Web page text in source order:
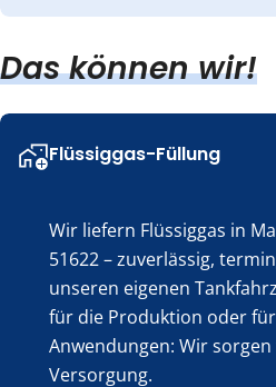
Das können wir!
Flüssiggas-Füllung
Wir liefern Flüssiggas in
51622 – zuverlässig,
unseren eigenen
für die Produktion oder
Anwendungen: Wir
Versorgung.